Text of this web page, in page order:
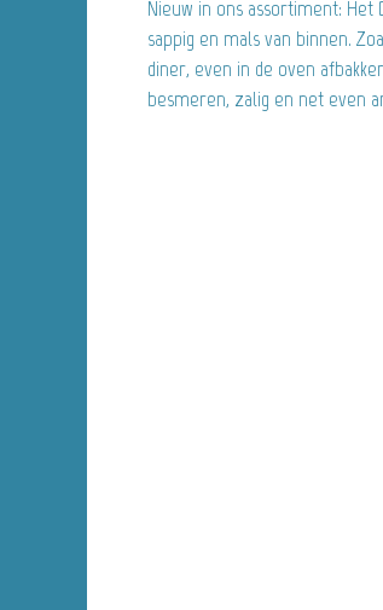
Nieuw in ons assortiment:
sappig en mals van binnen.
diner, even in de oven
besmeren, zalig en net even